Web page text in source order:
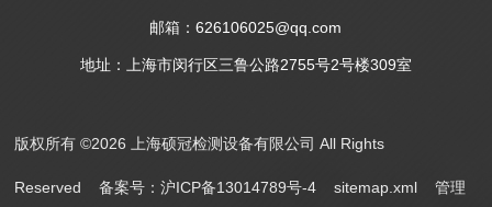
邮箱：626106025@qq.com
地址：上海市闵行区三鲁公路2755号2号楼309室
版权所有 ©2026 上海硕冠检测设备有限公司 All Rights
Reserved备案号：沪ICP备13014789号-4 sitemap.xml 管理